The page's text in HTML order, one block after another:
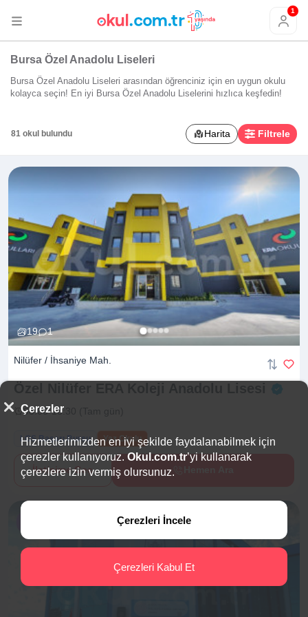
1
Bursa Özel Anadolu Liseleri
Bursa Özel Anadolu Liseleri arasından öğrenciniz için en uygun okulu
kolayca seçin! En iyi Bursa Özel Anadolu Liselerini hızlıca keşfedin!
81 okul bulundu Harita Filtrele
19 1
Nilüfer / İhsaniye Mah.
08:00-18:30 (Tam gün)
LGS Başarı Bursu Yaz Okulu
İletişime Geç
Çerezler
Hizmetlerimizden en iyi şekilde faydalanabilmek için
çerezler kullanıyoruz. Okul.com.tr’yi kullanarak
çerezlere izin vermiş olursunuz.
Çerezleri İncele
Çerezleri Kabul Et